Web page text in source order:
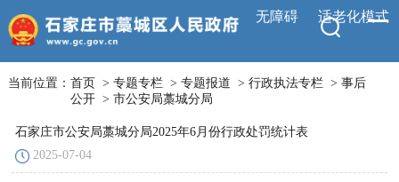
无障碍 适老化模式
当前位置： 首页 > 专题专栏> 专题报道 > 行政执法专栏> 事后
公开> 市公安局藁城分局
石家庄市公安局藁城分局2025年6月份行政处罚统计表
2025-07-04